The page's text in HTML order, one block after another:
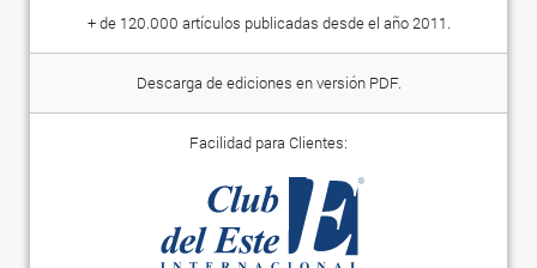
+ de 120.000 artículos publicadas desde el año 2011.
Descarga de ediciones en versión PDF.
Facilidad para Clientes: